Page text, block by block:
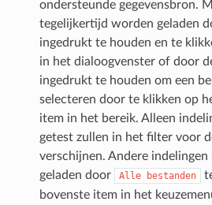
ondersteunde gegevensbron.
tegelijkertijd worden geladen
ingedrukt te houden en te
in het dialoogvenster of door
ingedrukt te houden om een
selecteren door te klikken op
item in het bereik. Alleen
getest zullen in het filter voor
verschijnen. Andere
geladen door
Alle bestanden
bovenste item in het